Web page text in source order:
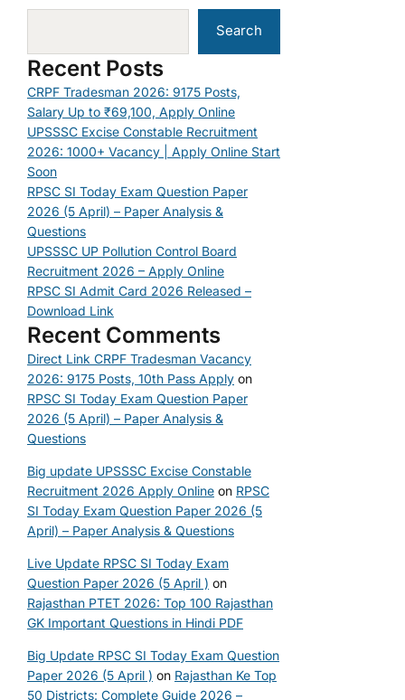
Search
Recent Posts
CRPF Tradesman 2026: 9175 Posts,
Salary Up to ₹69,100, Apply Online
UPSSSC Excise Constable Recruitment
2026: 1000+ Vacancy | Apply Online Start
Soon
RPSC SI Today Exam Question Paper
2026 (5 April) – Paper Analysis &
Questions
UPSSSC UP Pollution Control Board
Recruitment 2026 – Apply Online
RPSC SI Admit Card 2026 Released –
Download Link
Recent Comments
Direct Link CRPF Tradesman Vacancy
2026: 9175 Posts, 10th Pass Apply on
RPSC SI Today Exam Question Paper
2026 (5 April) – Paper Analysis &
Questions
Big update UPSSSC Excise Constable
Recruitment 2026 Apply Online on RPSC
SI Today Exam Question Paper 2026 (5
April) – Paper Analysis & Questions
Live Update RPSC SI Today Exam
Question Paper 2026 (5 April ) on
Rajasthan PTET 2026: Top 100 Rajasthan
GK Important Questions in Hindi PDF
Big Update RPSC SI Today Exam Question
Paper 2026 (5 April ) on Rajasthan Ke Top
50 Districts: Complete Guide 2026 –